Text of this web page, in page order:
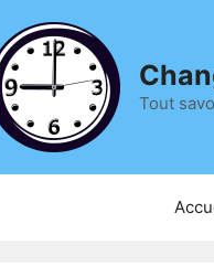
Tout